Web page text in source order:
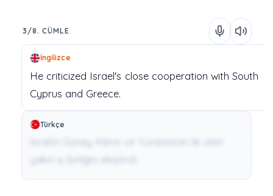
3/8. CÜMLE
İngilizce
He criticized Israel's close cooperationwith South
Cyprus and Greece.
Türkçe